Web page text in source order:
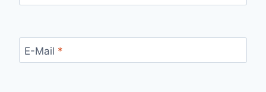
E-Mail *